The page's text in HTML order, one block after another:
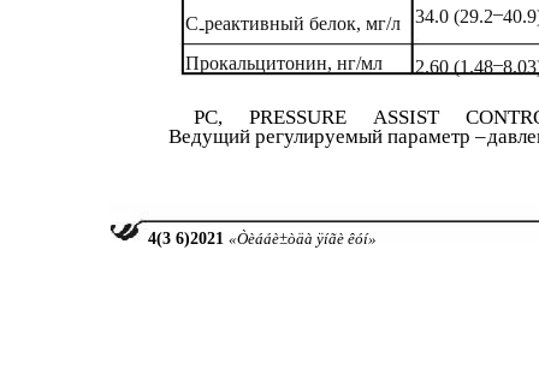
С-реактивный белок, мг/л 34.0 (29.2–
Прокальцитонин, нг/мл 2.60 (1.48–
PC, PRESSURE ASSIST
Ведущий регулируемый параметр –
4(3 6)2021 «Òèááè±òäà ÿíãè êóí»